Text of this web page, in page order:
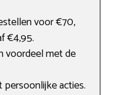
voor €70,
€4,95.
voordeel met de
acties.